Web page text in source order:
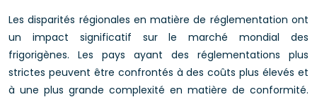
Les disparités régionales en matière de réglementation ont
un impact significatif sur le marché mondial des
frigorigènes. Les pays ayant des réglementations plus
strictes peuvent être confrontés à des coûts plus élevés et
à une plus grande complexité en matière de conformité.